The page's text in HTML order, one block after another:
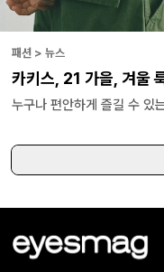
패션 > 뉴스
카키스, 21 가을, 겨울
누구나 편안하게 즐길 수 있